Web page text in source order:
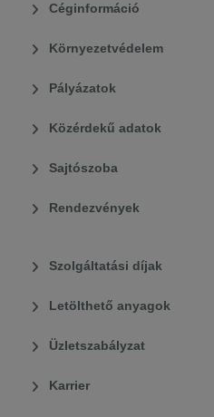
Céginformáció
Környezetvédelem
Pályázatok
Közérdekű adatok
Sajtószoba
Rendezvények
Szolgáltatási díjak
Letölthető anyagok
Üzletszabályzat
Karrier